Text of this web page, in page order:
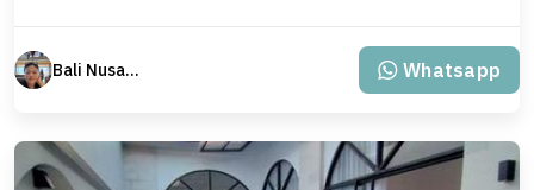
Bali Nusantara Travel Whatsapp